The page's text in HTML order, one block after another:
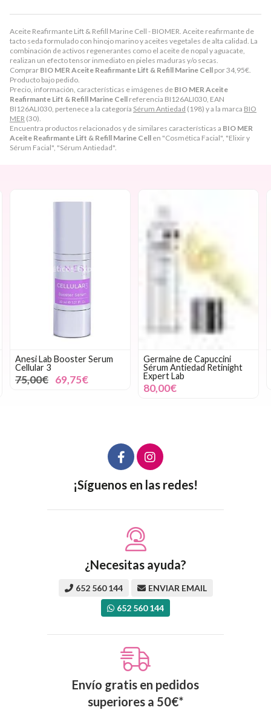
Aceite Reafirmante Lift & Refill Marine Cell - BIOMER. Aceite reafirmante de
tacto seda formulado con hinojo marino y aceites vegetales de alta calidad. La
combinación de activos regenerantes como el aceite de nopal y aguacate,
realizan un efecto tensor inmediato en pieles maduras y/o secas.
Comprar BIO MER Aceite Reafirmante Lift & Refill Marine Cell por34,95€
Producto bajo pedido.
Precio, información, características e imágenes de BIO MER Aceite
Reafirmante Lift & Refill Marine Cell referencia BI126ALI030, EAN
BI126ALI030, pertenece a la categoría Sérum Antiedad (198) y a la marca BIO
MER (30).
Encuentra productos relacionados y de similares características a BIO MER
Aceite Reafirmante Lift & Refill Marine Cell en "Cosmética Facial", "Elixir y
Sérum Facial", "Sérum Antiedad".
Anesi Lab Booster Serum
Cellular 3
75,00€ 69,75€
Germaine de Capuccini
Sérum Antiedad Retinight
Expert Lab
80,00€
¡Síguenos en las redes!
¿Necesitas ayuda?
652 560 144
ENVIAR EMAIL
652 560 144
Envío gratis en pedidos
superiores a 50€*